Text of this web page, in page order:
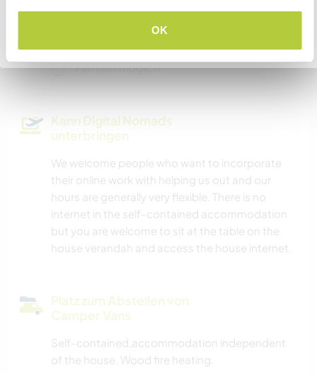
OK
Wir sind Raucher
Familien möglich
Kann Digital Nomads
unterbringen
We welcome people who want to incorporate
their online work with helping us out and our
hours are generally very flexible. There is no
internet in the self-contained accommodation
but you are welcome to sit at the table on the
house verandah and access the house internet.
Platz zum Abstellen von
Camper Vans
Self-contained,accommodation independent
of the house. Wood fire heating.